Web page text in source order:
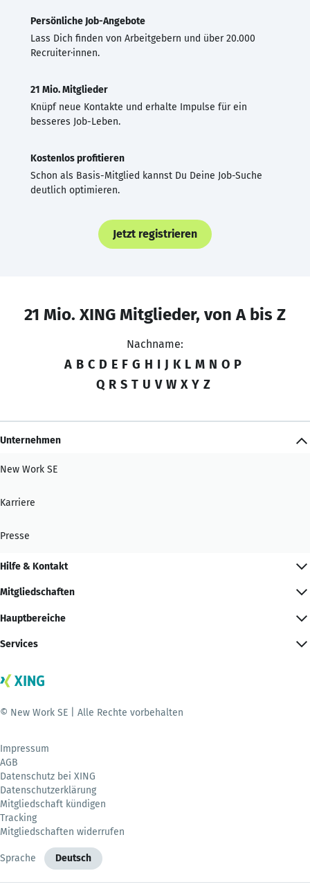
Persönliche Job-Angebote
Lass Dich finden von Arbeitgebern und über 20.000
Recruiter·innen.
21 Mio. Mitglieder
Knüpf neue Kontakte und erhalte Impulse für ein
besseres Job-Leben.
Kostenlos profitieren
Schon als Basis-Mitglied kannst Du Deine Job-Suche
deutlich optimieren.
Jetzt registrieren
21 Mio. XING Mitglieder, von A bis Z
Nachname:
A B C D E F G H I J K L M N O P
Q R S T U V W X Y Z
Unternehmen
New Work SE
Karriere
Presse
Hilfe & Kontakt
Mitgliedschaften
Hauptbereiche
Services
© New Work SE | Alle Rechte vorbehalten
Impressum
AGB
Datenschutz bei XING
Datenschutzerklärung
Mitgliedschaft kündigen
Tracking
Mitgliedschaften widerrufen
Sprache Deutsch